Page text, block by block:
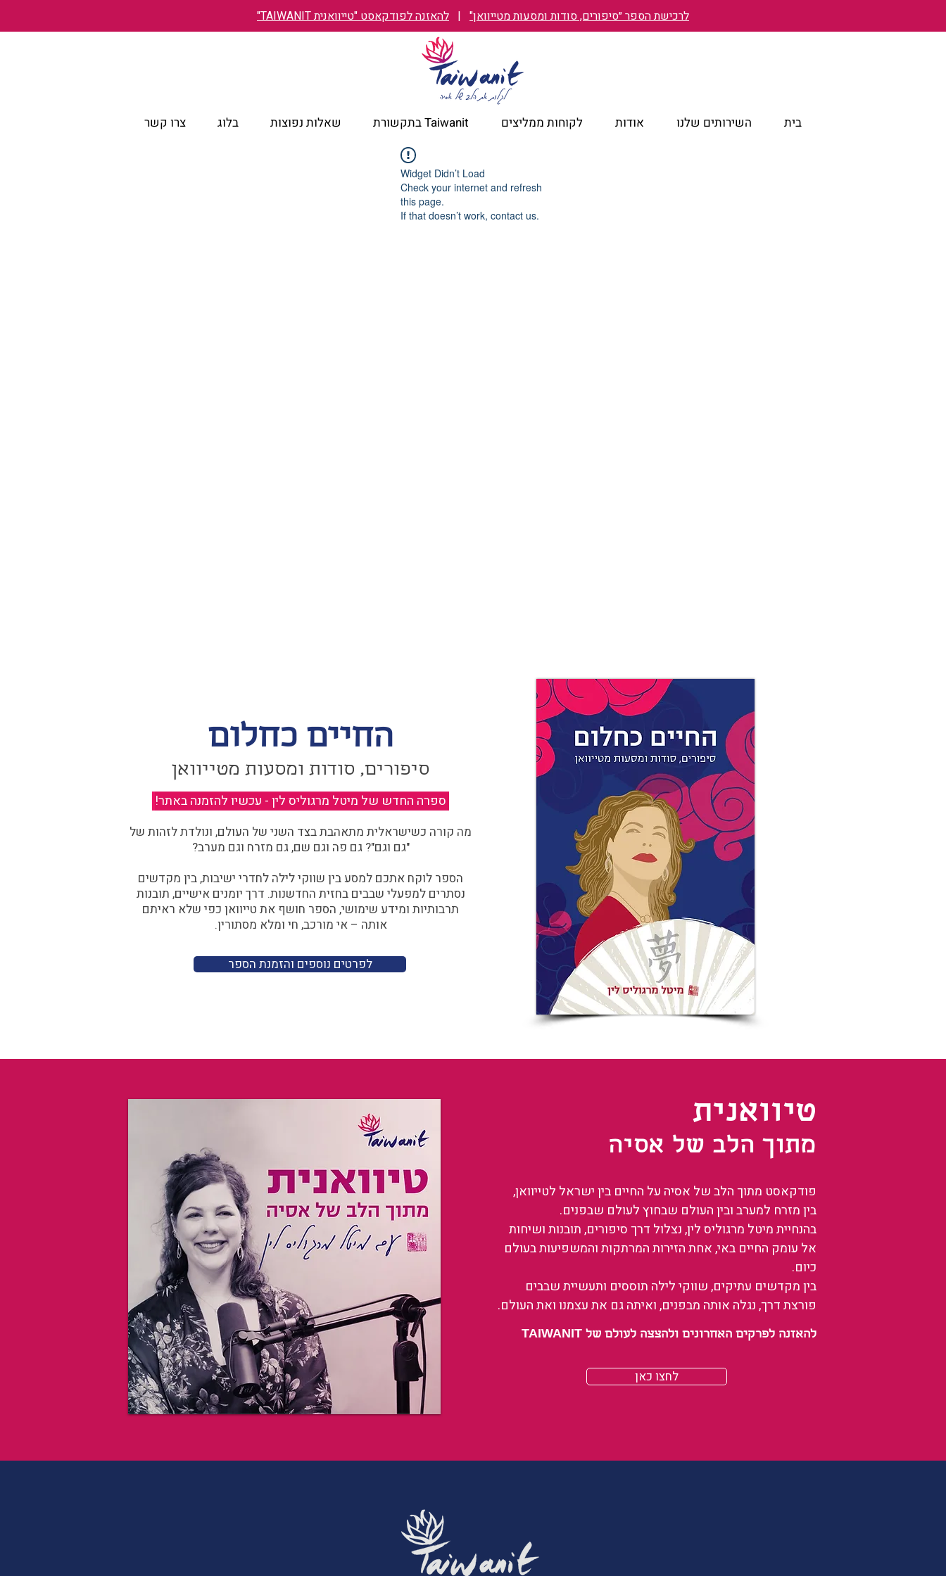
לרכישת הספר ״סיפורים, סודות ומסעות מטייוואן" | להאזנה לפודקאסט "טייוואנית TAIWANIT"
בית השירותים שלנו אודות לקוחות ממליצים Taiwanit בתקשורת שאלות נפוצות בלוג צרו קשר
Widget Didn’t Load
Check your internet and refresh
this page.
If that doesn’t work, contact us.
החיים כחלום
סיפורים, סודות ומסעות מטייוואן
ספרה החדש של מיטל מרגוליס לין - עכשיו להזמנה באתר!
מה קורה כשישראלית מתאהבת בצד השני של העולם, ונולדת לזהות של
"גם וגם"? גם פה וגם שם, גם מזרח וגם מערב?​​
הספר לוקח אתכם למסע בין שווקי לילה לחדרי ישיבות, בין מקדשים
נסתרים למפעלי שבבים בחזית החדשנות. דרך יומנים אישיים, תובנות
תרבותיות ומידע שימושי, הספר חושף את טייוואן כפי שלא ראיתם
אותה – אי מורכב, חי ומלא מסתורין.
לפרטים נוספים והזמנת הספר
טיוואנית
מתוך הלב של אסיה
פודקאסט מתוך הלב של אסיה על החיים בין ישראל לטייוואן,
בין מזרח למערב ובין העולם שבחוץ לעולם שבפנים.
בהנחיית מיטל מרגוליס לין, נצלול דרך סיפורים, תובנות ושיחות
אל עומק החיים באי, אחת הזירות המרתקות והמשפיעות בעולם
כיום.
בין מקדשים עתיקים, שווקי לילה תוססים ותעשיית שבבים
פורצת דרך, נגלה אותה מבפנים, ואיתה גם את עצמנו ואת העולם.
להאזנה לפרקים האחרונים ולהצצה לעולם של TAIWANIT
לחצו כאן